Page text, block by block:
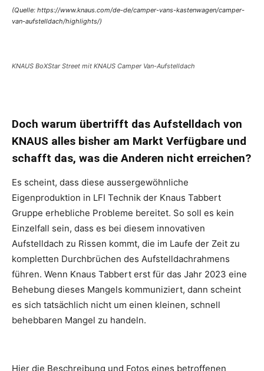
(Quelle: https://www.knaus.com/de-de/camper-vans-kastenwagen/camper-
van-aufstelldach/highlights/)
KNAUS BoXStar Street mit KNAUS Camper Van-Aufstelldach
Doch warum übertrifft das Aufstelldach von
KNAUS alles bisher am Markt Verfügbare und
schafft das, was die Anderen nicht erreichen?
Es scheint, dass diese aussergewöhnliche
Eigenproduktion in LFI Technik der Knaus Tabbert
Gruppe erhebliche Probleme bereitet. So soll es kein
Einzelfall sein, dass es bei diesem innovativen
Aufstelldach zu Rissen kommt, die im Laufe der Zeit zu
kompletten Durchbrüchen des Aufstelldachrahmens
führen. Wenn Knaus Tabbert erst für das Jahr 2023 eine
Behebung dieses Mangels kommuniziert, dann scheint
es sich tatsächlich nicht um einen kleinen, schnell
behebbaren Mangel zu handeln.
Hier die Beschreibung und Fotos eines betroffenen